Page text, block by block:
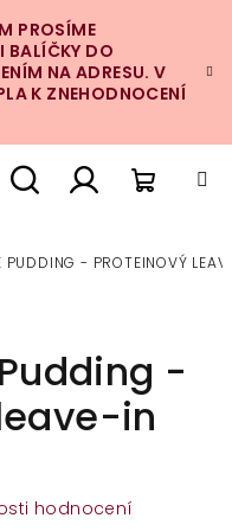
PROSÍME
BALÍČKY DO
NA ADRESU. V
K ZNEHODNOCENÍ
PUDDING - PROTEINOVÝ
-
in
hodnocení